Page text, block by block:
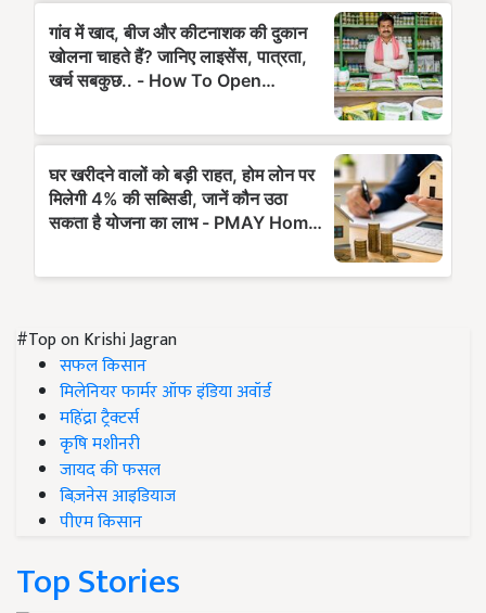
#Top on Krishi Jagran
सफल किसान
मिलेनियर फार्मर ऑफ इंडिया अवॉर्ड
महिंद्रा ट्रैक्टर्स
कृषि मशीनरी
जायद की फसल
बिज़नेस आइडियाज
पीएम किसान
Top Stories